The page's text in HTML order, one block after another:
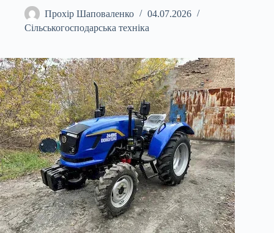
Прохір Шаповаленко
04.07.2026
Сільськогосподарська техніка